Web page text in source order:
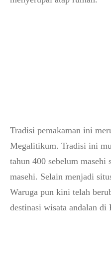
Tradisi pemakaman ini
Megalitikum. Tradisi ini
tahun 400 sebelum masehi
masehi. Selain menjadi
Waruga pun kini telah
destinasi wisata andalan di